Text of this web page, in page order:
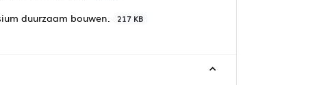
duurzaam bouwen. 217 KB